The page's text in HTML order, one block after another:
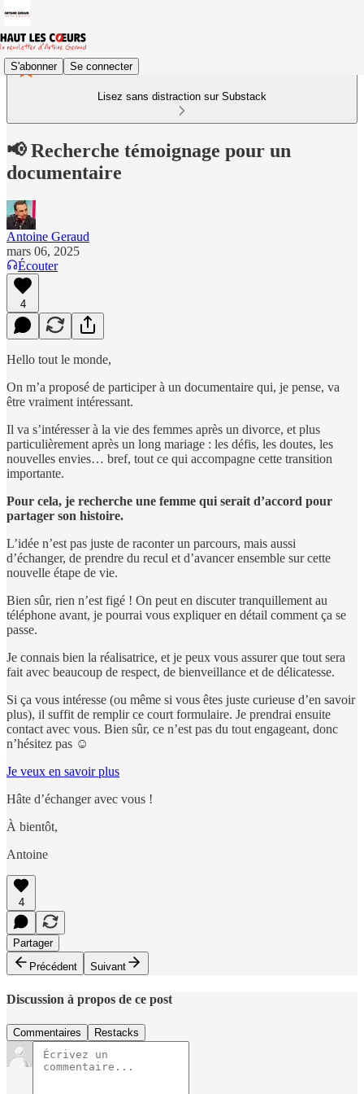
S'abonner Se connecter
Lisez sans distraction sur Substack
📢 Recherche témoignage pour un
documentaire
Antoine Geraud
mars 06, 2025
Écouter
4
Hello tout le monde,
On m’a proposé de participer à un documentaire qui, je pense, va
être vraiment intéressant.
Il va s’intéresser à la vie des femmes après un divorce, et plus
particulièrement après un long mariage : les défis, les doutes, les
nouvelles envies… bref, tout ce qui accompagne cette transition
importante.
Pour cela, je recherche une femme qui serait d’accord pour
partager son histoire.
L’idée n’est pas juste de raconter un parcours, mais aussi
d’échanger, de prendre du recul et d’avancer ensemble sur cette
nouvelle étape de vie.
Bien sûr, rien n’est figé ! On peut en discuter tranquillement au
téléphone avant, je pourrai vous expliquer en détail comment ça se
passe.
Je connais bien la réalisatrice, et je peux vous assurer que tout sera
fait avec beaucoup de respect, de bienveillance et de délicatesse.
Si ça vous intéresse (ou même si vous êtes juste curieuse d’en savoir
plus), il suffit de remplir ce court formulaire. Je prendrai ensuite
contact avec vous. Bien sûr, ce n’est pas du tout engageant, donc
n’hésitez pas ☺️
Je veux en savoir plus
Hâte d’échanger avec vous !
À bientôt,
Antoine
4
Partager
Précédent
Suivant
Discussion à propos de ce post
Commentaires Restacks